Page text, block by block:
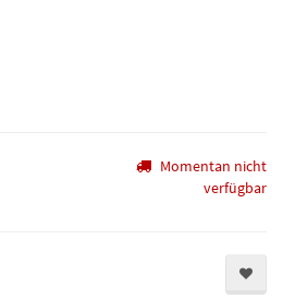
Momentan nicht
verfügbar